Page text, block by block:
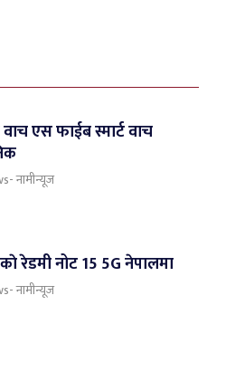
एस फाईब स्मार्ट वाच
नामीन्यूज
रेडमी नोट 15 5G नेपालमा
नामीन्यूज